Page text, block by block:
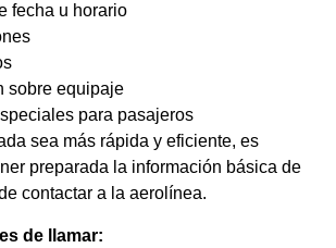
fecha u horario
sobre equipaje
para pasajeros
sea más rápida y eficiente, es
preparada la información básica de
contactar a la aerolínea.
de llamar: